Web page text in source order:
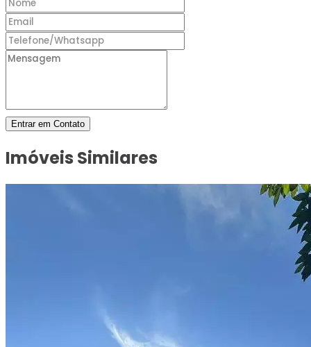
Entrar em Contato
Imóveis Similares